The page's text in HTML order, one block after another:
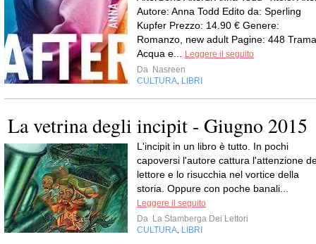
Autore: Anna Todd Edito da: Sperling
Kupfer Prezzo: 14.90 € Genere:
Romanzo, new adult Pagine: 448
Acqua e...
Leggere il seguito
Da Nasreen
CULTURA LIBRI
La vetrina degli incipit - Giugno 2015
L'incipit in un libro è tutto. In pochi
capoversi l'autore cattura l'attenzione
lettore e lo risucchia nel vortice della
storia. Oppure con poche banali...
Leggere il seguito
Da La Stamberga Dei Lettori
CULTURA LIBRI